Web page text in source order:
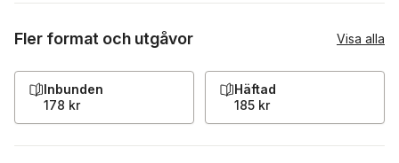
Fler format och utgåvor Visa alla
Inbunden
178 kr
Häftad
185 kr